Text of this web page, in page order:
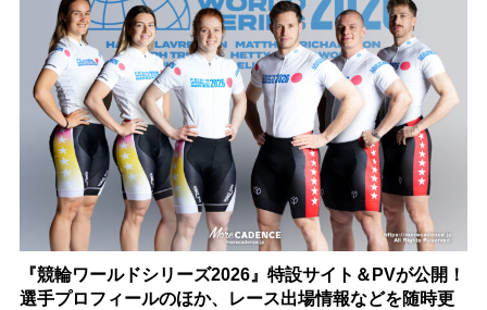
『競輪ワールドシリーズ2026』特設サイト＆PVが公開！
選手プロフィールのほか、レース出場情報などを随時更